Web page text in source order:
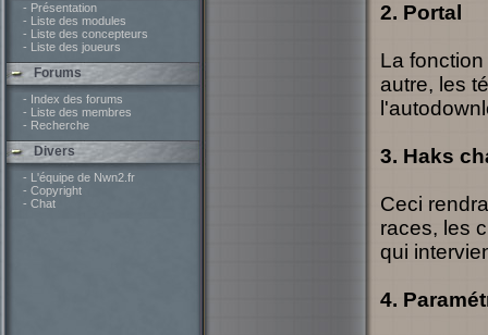
- Présentation
- Liste des modules
- Liste des concepteurs
- Liste des joueurs
Forums
- Index des forums
- Liste des membres
- Recherche
Divers
- L'équipe de Nwn2.fr
- Copyright
- Chat
2. Portal
La
autre, les
3. Haks
Ceci
races, les
qui
4.